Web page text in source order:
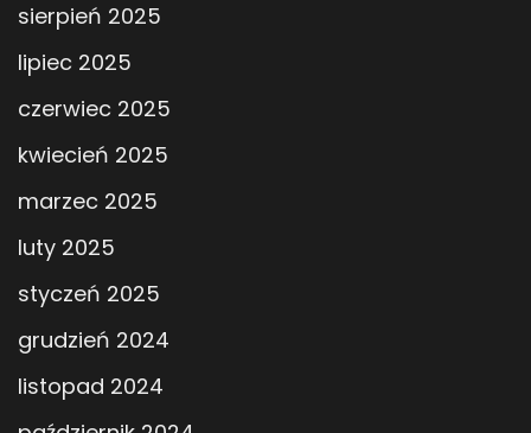
sierpień 2025
lipiec 2025
czerwiec 2025
kwiecień 2025
marzec 2025
luty 2025
styczeń 2025
grudzień 2024
listopad 2024